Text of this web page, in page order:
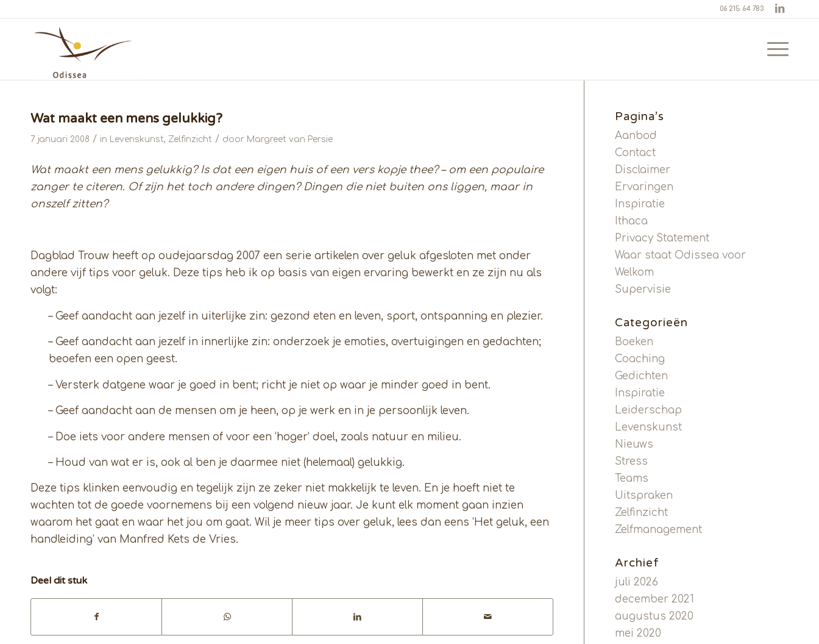
06 215 64 783
Wat maakt een mens gelukkig?
7 januari 2008 / in Levenskunst, Zelfinzicht / door Margreet van Persie
Wat maakt een mens gelukkig? Is dat een eigen huis of een vers kopje thee? – om een populaire
zanger te citeren. Of zijn het toch andere dingen? Dingen die niet buiten ons liggen, maar in
onszelf zitten?
Dagblad Trouw heeft op oudejaarsdag 2007 een serie artikelen over geluk afgesloten met onder
andere vijf tips voor geluk. Deze tips heb ik op basis van eigen ervaring bewerkt en ze zijn nu als
volgt:
– Geef aandacht aan jezelf in uiterlijke zin: gezond eten en leven, sport, ontspanning en plezier.
– Geef aandacht aan jezelf in innerlijke zin: onderzoek je emoties, overtuigingen en gedachten;
beoefen een open geest.
– Versterk datgene waar je goed in bent; richt je niet op waar je minder goed in bent.
– Geef aandacht aan de mensen om je heen, op je werk en in je persoonlijk leven.
– Doe iets voor andere mensen of voor een ‘hoger’ doel, zoals natuur en milieu.
– Houd van wat er is, ook al ben je daarmee niet (helemaal) gelukkig.
Deze tips klinken eenvoudig en tegelijk zijn ze zeker niet makkelijk te leven. En je hoeft niet te
wachten tot de goede voornemens bij een volgend nieuw jaar. Je kunt elk moment gaan inzien
waarom het gaat en waar het jou om gaat. Wil je meer tips over geluk, lees dan eens ‘Het geluk, een
handleiding’ van Manfred Kets de Vries.
Deel dit stuk
Pagina’s
Aanbod
Contact
Disclaimer
Ervaringen
Inspiratie
Ithaca
Privacy Statement
Waar staat Odissea voor
Welkom
Supervisie
Categorieën
Boeken
Coaching
Gedichten
Inspiratie
Leiderschap
Levenskunst
Nieuws
Stress
Teams
Uitspraken
Zelfinzicht
Zelfmanagement
Archief
juli 2026
december 2021
augustus 2020
mei 2020